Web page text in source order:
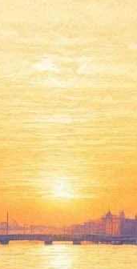
1 на Обводном
создатель
от